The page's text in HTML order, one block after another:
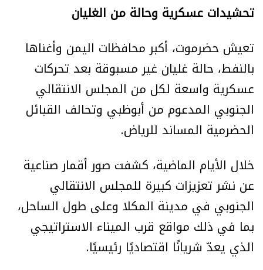
تحشيدات عسكرية وحالة من الغليان
تعيش حضرموت، أكبر محافظات اليمن وأغناها
بالنفط، حالة غليان غير مسبوقة بعد تحركات
عسكرية واسعة لكل من المجلس الانتقالي
الجنوبي المدعوم من أبوظبي وتحالف القبائل
الحضرمية المساند للرياض.
خلال الأيام الماضية، كشفت صور أقمار صناعية
عن نشر تعزيزات كبيرة للمجلس الانتقالي
الجنوبي في مدينة المكلا وعلى طول الساحل،
بما في ذلك مواقع قرب الميناء الاستراتيجي
الذي يعدّ شريانًا اقتصاديًا رئيسيًا.